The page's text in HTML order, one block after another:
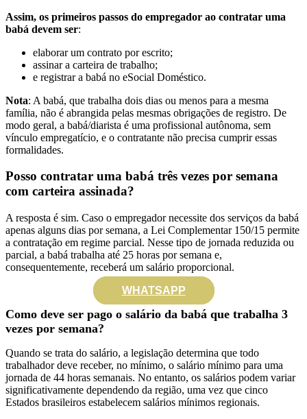
Assim, os primeiros passos do empregador ao contratar uma
babá devem ser:
elaborar um contrato por escrito;
assinar a carteira de trabalho;
e registrar a babá no eSocial Doméstico.
Nota: A babá, que trabalha dois dias ou menos para a mesma
família, não é abrangida pelas mesmas obrigações de registro. De
modo geral, a babá/diarista é uma profissional autônoma, sem
vínculo empregatício, e o contratante não precisa cumprir essas
formalidades.
Posso contratar uma babá três vezes por semana
com carteira assinada?
A resposta é sim. Caso o empregador necessite dos serviços da babá
apenas alguns dias por semana, a Lei Complementar 150/15 permite
a contratação em regime parcial. Nesse tipo de jornada reduzida ou
parcial, a babá trabalha até 25 horas por semana e,
consequentemente, receberá um salário proporcional.
WHATSAPP
Como deve ser pago o salário da babá que trabalha 3
vezes por semana?
Quando se trata do salário, a legislação determina que todo
trabalhador deve receber, no mínimo, o salário mínimo para uma
jornada de 44 horas semanais. No entanto, os salários podem variar
significativamente dependendo da região, uma vez que cinco
Estados brasileiros estabelecem salários mínimos regionais.